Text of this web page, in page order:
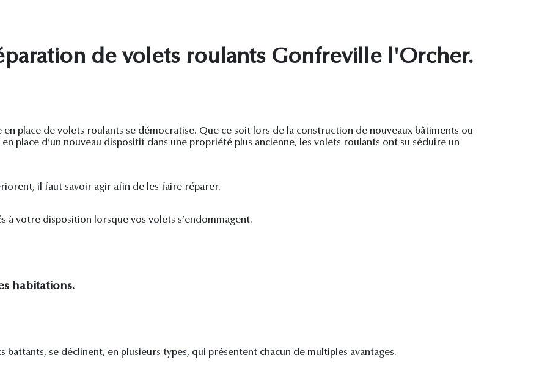
de volets roulants Gonfreville l'Orcher.
en place de volets roulants se démocratise. Que ce soit lors de la construction de nouveaux bâtiments ou
place d’un nouveau dispositif dans une propriété plus ancienne, les volets roulants ont su séduire un
il faut savoir agir afin de les faire réparer.
à votre disposition lorsque vos volets s’endommagent.
habitations.
battants, se déclinent, en plusieurs types, qui présentent chacun de multiples avantages.